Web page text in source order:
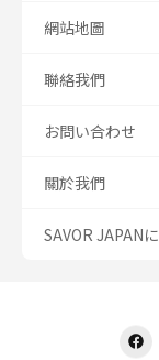
網站地圖
聯絡我們
お問い合わせ
關於我們
SAVOR JAPAN